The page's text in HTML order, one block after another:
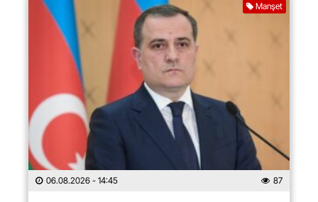
Manşet
06.08.2026 - 14:45 87